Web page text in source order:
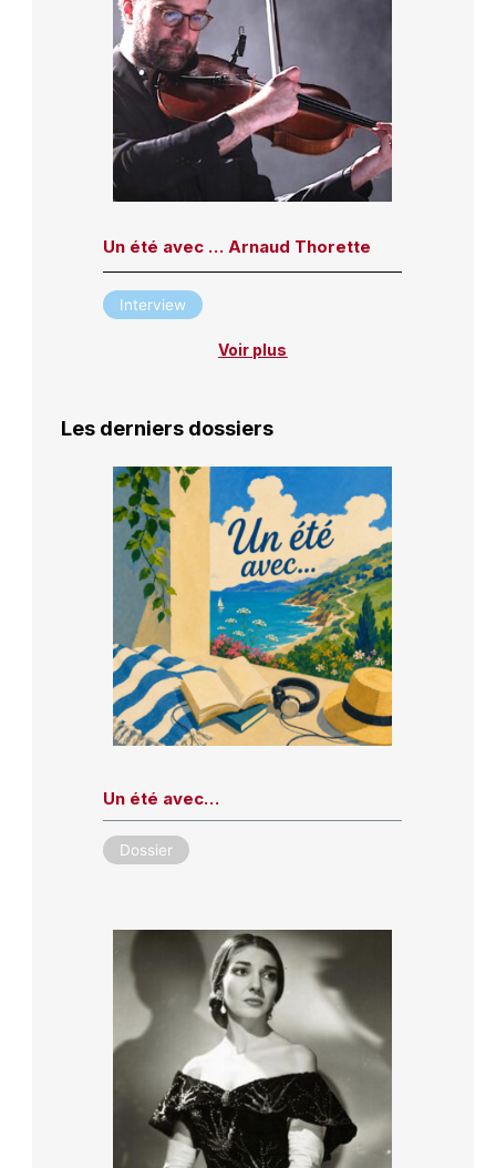
Un été avec … Arnaud Thorette
Interview
Voir plus
Les derniers dossiers
Un été avec…
Dossier